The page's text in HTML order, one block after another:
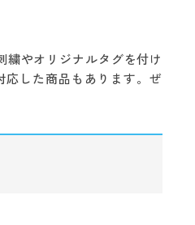
やオリジナルタグを付け
した商品もあります。ぜ